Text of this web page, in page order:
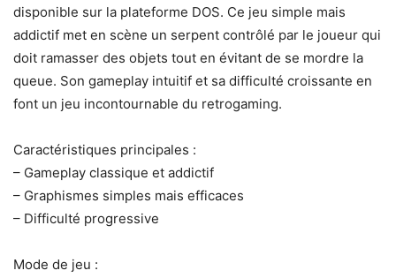
disponible sur la plateforme DOS. Ce jeu simple mais
addictif met en scène un serpent contrôlé par le joueur qui
doit ramasser des objets tout en évitant de se mordre la
queue. Son gameplay intuitif et sa difficulté croissante en
font un jeu incontournable du retrogaming.
Caractéristiques principales :
– Gameplay classique et addictif
– Graphismes simples mais efficaces
– Difficulté progressive
Mode de jeu :